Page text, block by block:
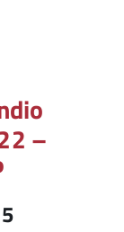
–